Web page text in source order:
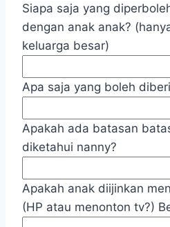
Siapa saja yang
dengan anak anak?
keluarga besar)
Apa saja yang boleh
Apakah ada batasan
diketahui nanny?
Apakah anak diijinkan
(HP atau menonton tv?)